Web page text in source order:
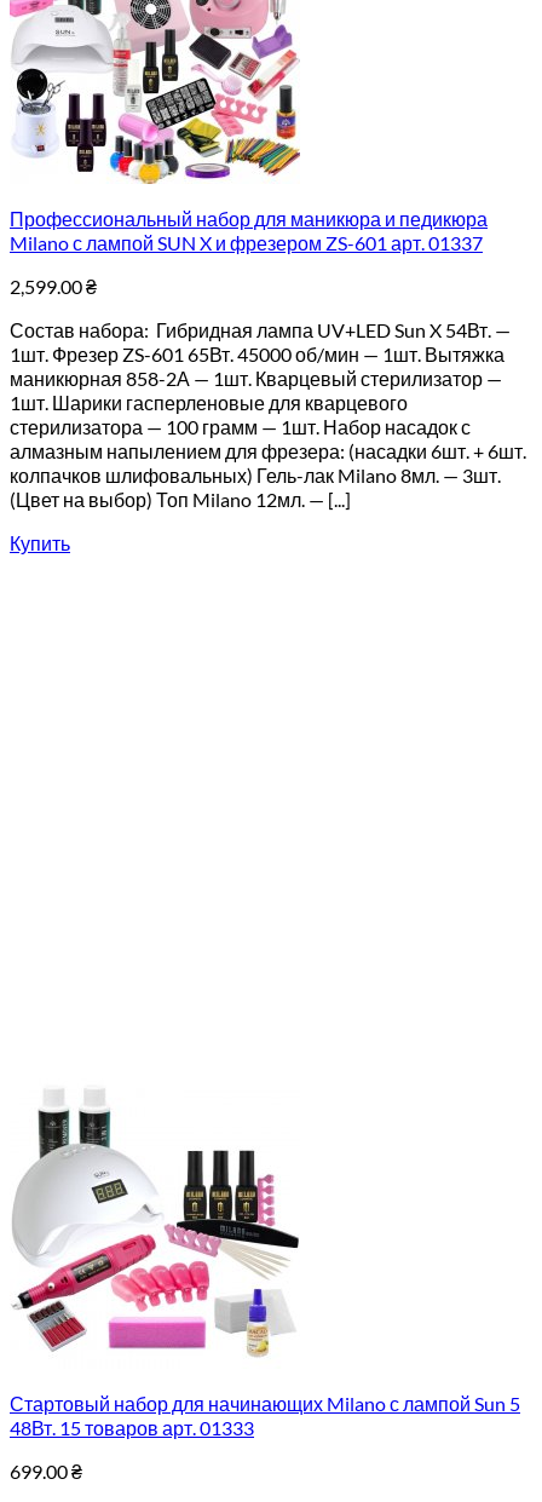
Профессиональный набор для маникюра и педикюра
Milano с лампой SUN X и фрезером ZS-601 арт. 01337
2,599.00₴
Состав набора: Гибридная лампа UV+LED Sun X 54Вт. —
1шт. Фрезер ZS-601 65Вт. 45000 об/мин — 1шт. Вытяжка
маникюрная 858-2А — 1шт. Кварцевый стерилизатор —
1шт. Шарики гасперленовые для кварцевого
стерилизатора — 100 грамм — 1шт. Набор насадок с
алмазным напылением для фрезера: (насадки 6шт. + 6шт.
колпачков шлифовальных) Гель-лак Milano 8мл. — 3шт.
(Цвет на выбор) Топ Milano 12мл. — [...]
Купить
Стартовый набор для начинающих Milano с лампой Sun 5
48Вт. 15 товаров арт. 01333
699.00₴